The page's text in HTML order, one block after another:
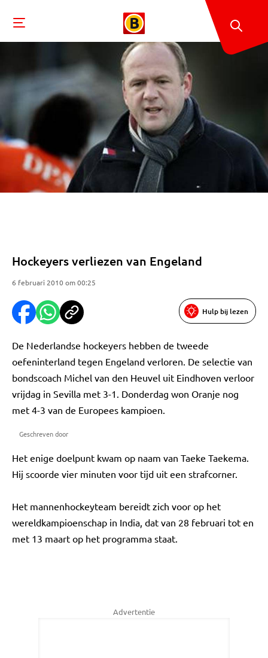
Hockeyers verliezen van Engeland
6 februari 2010 om 00:25
Hulp bij lezen
De Nederlandse hockeyers hebben de tweede
oefeninterland tegen Engeland verloren. De selectie van
bondscoach Michel van den Heuvel uit Eindhoven verloor
vrijdag in Sevilla met 3-1. Donderdag won Oranje nog
met 4-3 van de Europees kampioen.
Geschreven door
Het enige doelpunt kwam op naam van Taeke Taekema.
Hij scoorde vier minuten voor tijd uit een strafcorner.
Het mannenhockeyteam bereidt zich voor op het
wereldkampioenschap in India, dat van 28 februari tot en
met 13 maart op het programma staat.
Advertentie